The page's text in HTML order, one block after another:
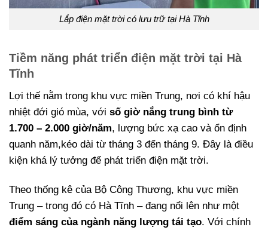
Lắp điện mặt trời có lưu trữ tại Hà Tĩnh
Tiềm năng phát triển điện mặt trời tại Hà
Tĩnh
Lợi thế nằm trong khu vực miền Trung, nơi có khí hậu
nhiệt đới gió mùa, với số giờ nắng trung bình từ
1.700 – 2.000 giờ/năm, lượng bức xạ cao và ổn định
quanh năm,kéo dài từ tháng 3 đến tháng 9. Đây là điều
kiện khá lý tưởng để phát triển điện mặt trời.
Theo thống kê của Bộ Công Thương, khu vực miền
Trung – trong đó có Hà Tĩnh – đang nổi lên như một
điểm sáng của ngành năng lượng tái tạo. Với chính